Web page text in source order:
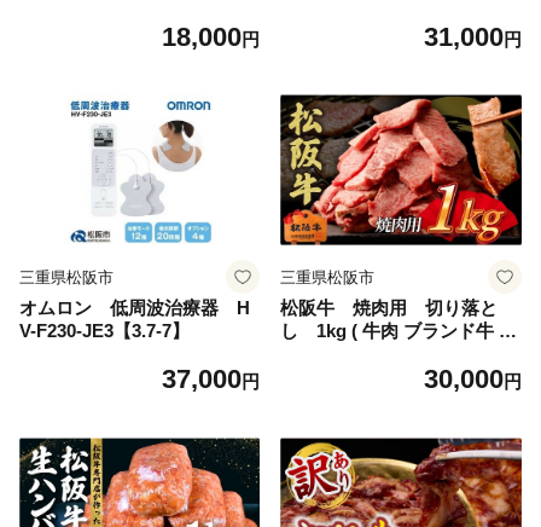
18,000円 31,000円
三重県松阪市
オムロン 低周波治療器 H
V-F230-JE3【3.7-7】
37,000円
三重県松阪市
松阪牛 焼肉用 切り落と
し 1kg ( 牛肉 ブランド牛 高
切り落とし 切りおとし 切り
ベキュー 焼肉 1kg 大容量 三
重県 松阪市 神戸牛 近江牛 に
並ぶ 日本三大和牛 ) 【00890
_3】
30,000円